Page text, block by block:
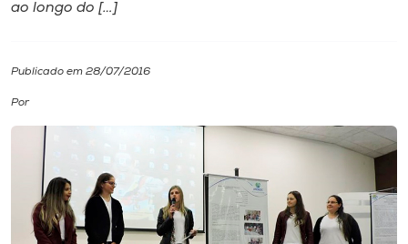
Cultura
CPA
Biblioteca
Editora
Rádio
ao longo ​do […]
Publicado em 28/07/2016
Por